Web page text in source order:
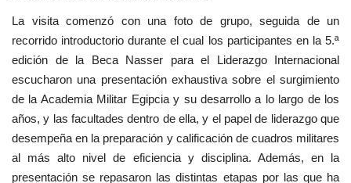
La visita comenzó con una foto de grupo, seguida de un
recorrido introductorio durante el cual los participantes en la 5.ª
edición de la Beca Nasser para el Liderazgo Internacional
escucharon una presentación exhaustiva sobre el surgimiento
de la Academia Militar Egipcia y su desarrollo a lo largo de los
años, y las facultades dentro de ella, y el papel de liderazgo que
desempeña en la preparación y calificación de cuadros militares
al más alto nivel de eficiencia y disciplina. Además, en la
presentación se repasaron las distintas etapas por las que ha